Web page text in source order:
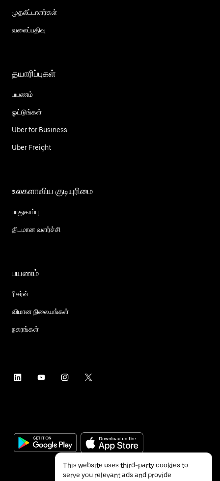
முதலீட்டாளர்கள்
வலைப்பதிவு
தயாரிப்புகள்
பயணம்
ஓட்டுங்கள்
Uber for Business
Uber Freight
உலகளாவிய குடியுரிமை
பாதுகாப்பு
திடமான வளர்ச்சி
பயணம்
ரிசர்வ்
விமான நிலையங்கள்
நகரங்கள்
This website uses third-party cookies to
serve you relevant ads and provide